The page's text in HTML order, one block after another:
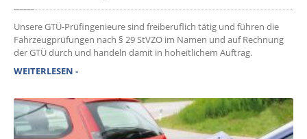
Unsere GTÜ-Prüfingenieure sind freiberuflich tätig und führen die
Fahrzeugprüfungen nach § 29 StVZO im Namen und auf Rechnung
der GTÜ durch und handeln damit in hoheitlichem Auftrag.
WEITERLESEN -